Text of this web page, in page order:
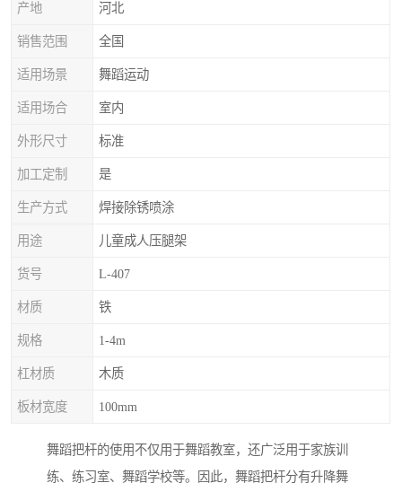
产地 河北
销售范围 全国
适用场景 舞蹈运动
适用场合 室内
外形尺寸 标准
加工定制 是
生产方式 焊接除锈喷涂
用途 儿童成人压腿架
货号 L-407
材质 铁
规格 1-4m
杠材质 木质
板材宽度 100mm
舞蹈把杆的使用不仅用于舞蹈教室，还广泛用于家族训
练、练习室、舞蹈学校等。因此，舞蹈把杆分有升降舞